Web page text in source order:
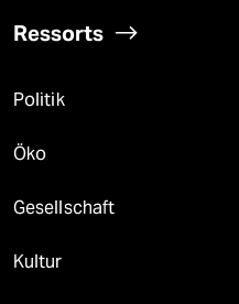
Ressorts
Politik
Öko
Gesellschaft
Kultur